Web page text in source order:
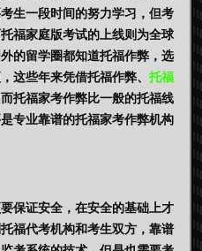
生一段时间的努力学习，但考
福家庭版考试的上线则为全球
的留学圈都知道托福作弊，选
这些年来凭借托福作弊、 托福
托福家考作弊比一般的托福线
专业靠谱的托福家考作弊机构
保证安全，在安全的基础上才
福代考机构和考生双方，靠谱